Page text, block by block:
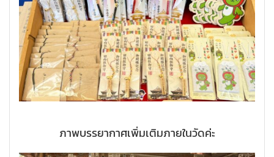
ภาพบรรยากาศเพิ่มเติมภายในวัดค่ะ